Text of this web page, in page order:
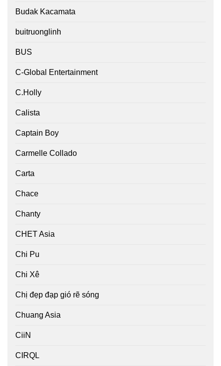
Budak Kacamata
buitruonglinh
BUS
C-Global Entertainment
C.Holly
Calista
Captain Boy
Carmelle Collado
Carta
Chace
Chanty
CHET Asia
Chi Pu
Chi Xê
Chị đẹp đạp gió rẽ sóng
Chuang Asia
CiiN
CIRQL